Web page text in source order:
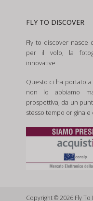
FLY TO DISCOVER
Fly to discover nasce
per il volo, la
innovative
Questo ci ha portato
non lo abbiamo
prospettiva, da un
stesso tempo originale
Copyright © 2026 Fly To